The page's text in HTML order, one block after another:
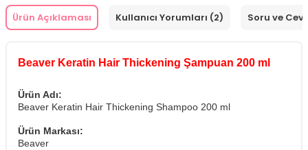
Ürün Açıklaması Kullanıcı Yorumları (2) Soru ve
Beaver Keratin Hair Thickening Şampuan 200 ml
Ürün Adı:
Beaver Keratin Hair Thickening Shampoo 200 ml
Ürün Markası:
Beaver